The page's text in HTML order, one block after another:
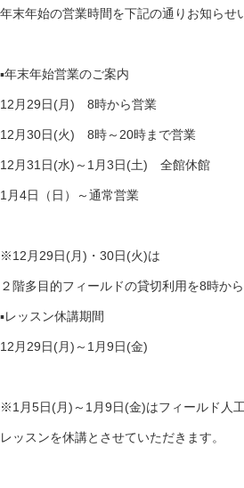
年末年始の営業時間を下記の通りお知らせ
▪️年末年始営業のご案内
12月29日(月) 8時から営業
12月30日(火) 8時～20時まで営業
12月31日(水)～1月3日(土) 全館休館
1月4日（日）～通常営業
※12月29日(月)・30日(火)は
２階多目的フィールドの貸切利用を8時から
▪️レッスン休講期間
12月29日(月)～1月9日(金)
※1月5日(月)～1月9日(金)はフィールド人
レッスンを休講とさせていただきます。